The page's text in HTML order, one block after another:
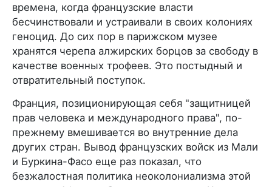
времена, когда французские власти
бесчинствовали и устраивали в своих колониях
геноцид. До сих пор в парижском музее
хранятся черепа алжирских борцов за свободу в
качестве военных трофеев. Это постыдный и
отвратительный поступок.
Франция, позиционирующая себя "защитницей
прав человека и международного права", по-
прежнему вмешивается во внутренние дела
других стран. Вывод французских войск из Мали
и Буркина-Фасо еще раз показал, что
безжалостная политика неоколониализма этой